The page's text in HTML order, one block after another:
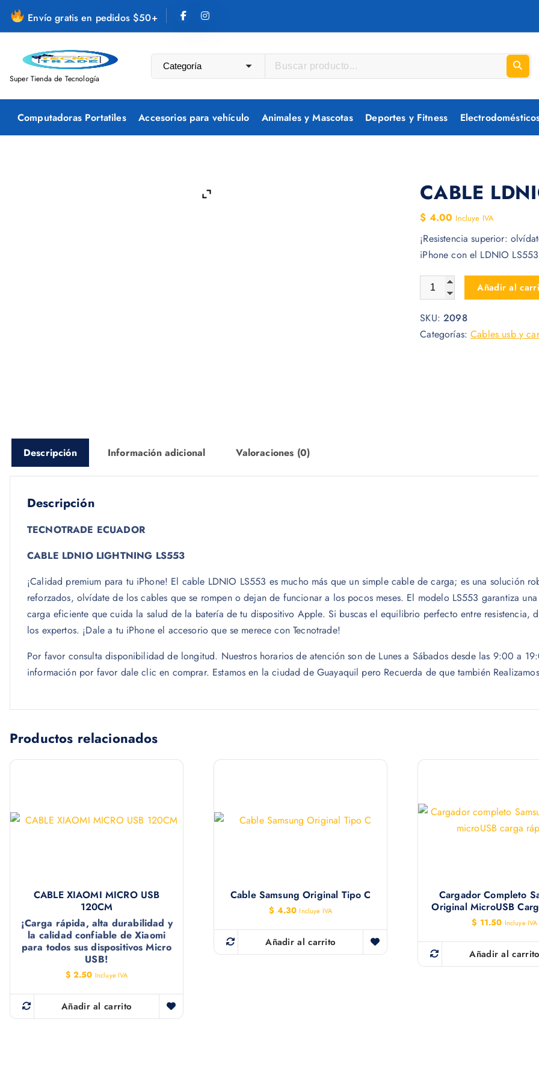
c
Envío gratis en pedidos $50+
Super Tienda de Tecnología
Computadoras Portatiles Accesorios para vehículo Animales y Mascotas Deportes y Fitness
CABLE
$ 4.00 Incluye IVA
¡Resistencia superior:
iPhone con el LDNIO
CABLE LDNIOAñadir al
SKU:2098
Categorías:Cables usb y
Descripción Información adicional Valoraciones (0)
Descripción
TECNOTRADE ECUADOR
CABLE LDNIO LIGHTNING LS553
¡Calidad premium para tu iPhone! El cable LDNIO LS553 es mucho más que un simple cable de carga; es una solución
reforzados, olvídate de los cables que se rompen o dejan de funcionar a los pocos meses. El modelo LS553 garantiza
carga eficiente que cuida la salud de la batería de tu dispositivo Apple. Si buscas el equilibrio perfecto entre
los expertos. ¡Dale a tu iPhone el accesorio que se merece con Tecnotrade!
Por favor consulta disponibilidad de longitud. Nuestros horarios de atención son de Lunes a Sábados desde las 9:00 a
información por favor dale clic en comprar. Estamos en la ciudad de Guayaquil pero Recuerda de que también
Productos relacionados
CABLE XIAOMI MICRO USB
120CM
¡Carga rápida, alta durabilidad y
la calidad confiable de Xiaomi
para todos sus dispositivos Micro
USB!
$ 2.50 Incluye IVA
Añadir al carrito
Cable Samsung Original Tipo C
$ 4.30 Incluye IVA
Añadir al carrito
Cargador Completo
Original MicroUSB
$ 11.50 Incluye IVA
Añadir al carrito